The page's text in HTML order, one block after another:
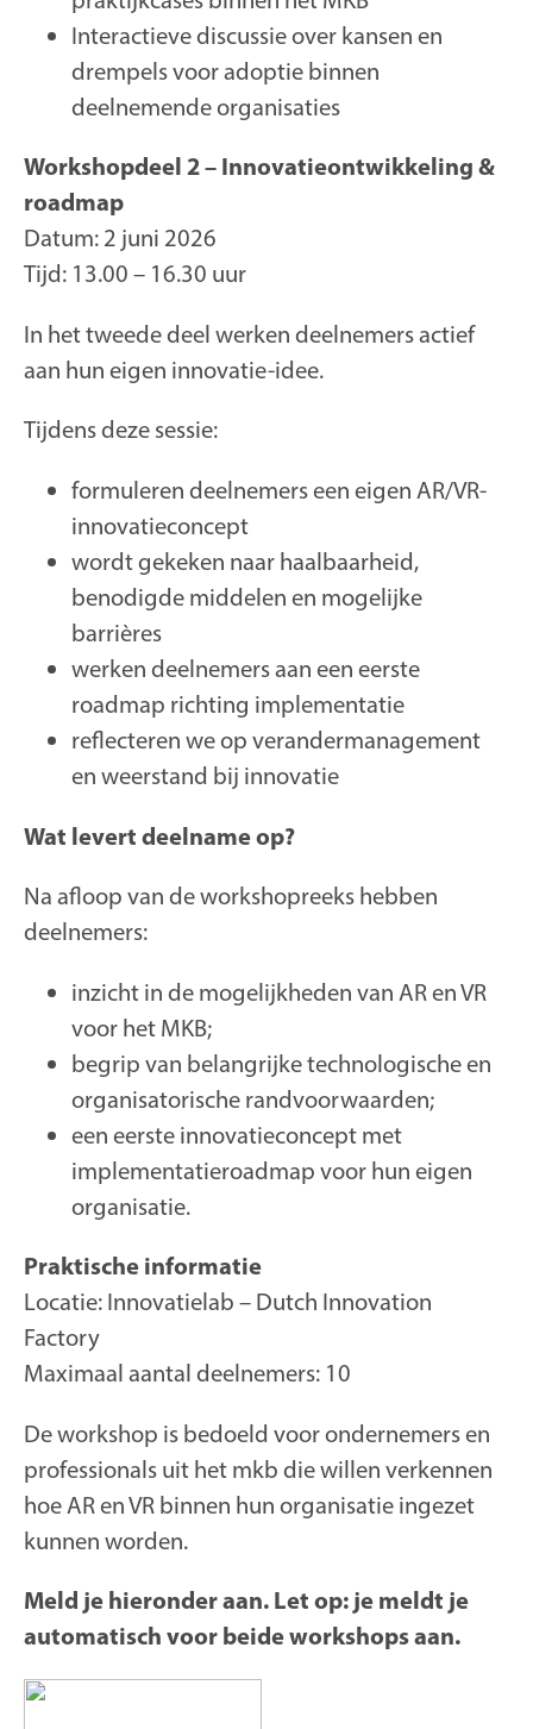
Interactieve discussie over kansen en
drempels voor adoptie binnen
deelnemende organisaties
Workshopdeel 2 – Innovatieontwikkeling &
roadmap
Datum: 2 juni 2026
Tijd: 13.00 – 16.30 uur
In het tweede deel werken deelnemers actief
aan hun eigen innovatie-idee.
Tijdens deze sessie:
formuleren deelnemers een eigen AR/VR-
innovatieconcept
wordt gekeken naar haalbaarheid,
benodigde middelen en mogelijke
barrières
werken deelnemers aan een eerste
roadmap richting implementatie
reflecteren we op verandermanagement
en weerstand bij innovatie
Wat levert deelname op?
Na afloop van de workshopreeks hebben
deelnemers:
inzicht in de mogelijkheden van AR en VR
voor het MKB;
begrip van belangrijke technologische en
organisatorische randvoorwaarden;
een eerste innovatieconcept met
implementatieroadmap voor hun eigen
organisatie.
Praktische informatie
Locatie: Innovatielab – Dutch Innovation
Factory
Maximaal aantal deelnemers: 10
De workshop is bedoeld voor ondernemers en
professionals uit het mkb die willen verkennen
hoe AR en VR binnen hun organisatie ingezet
kunnen worden.
Meld je hieronder aan. Let op: je meldt je
automatisch voor beide workshops aan.